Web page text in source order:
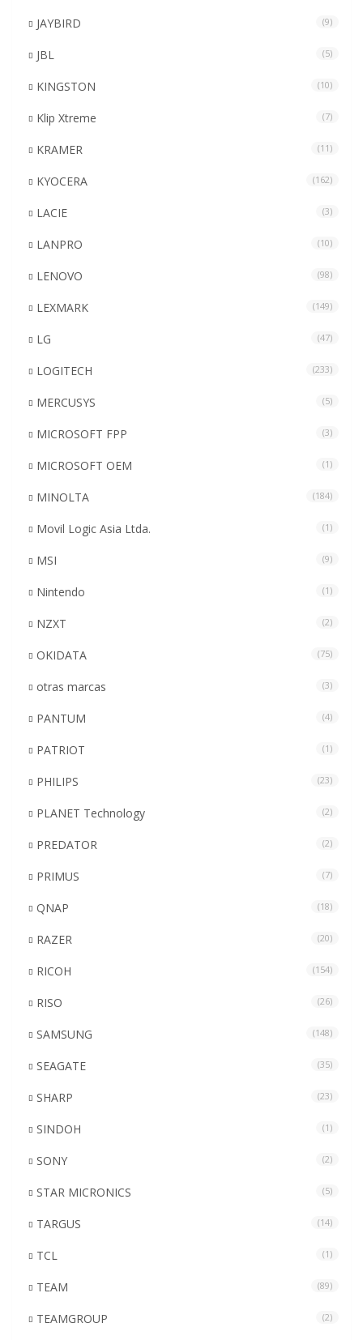
JAYBIRD (9)
JBL (5)
KINGSTON (10)
Klip Xtreme (7)
KRAMER (11)
KYOCERA (162)
LACIE (3)
LANPRO (10)
LENOVO (98)
LEXMARK (149)
LG (47)
LOGITECH (233)
MERCUSYS (5)
MICROSOFT FPP (3)
MICROSOFT OEM (1)
MINOLTA (184)
Movil Logic Asia Ltda. (1)
MSI (9)
Nintendo (1)
NZXT (2)
OKIDATA (75)
otras marcas (3)
PANTUM (4)
PATRIOT (1)
PHILIPS (23)
PLANET Technology (2)
PREDATOR (2)
PRIMUS (7)
QNAP (18)
RAZER (20)
RICOH (154)
RISO (26)
SAMSUNG (148)
SEAGATE (35)
SHARP (23)
SINDOH (1)
SONY (2)
STAR MICRONICS (5)
TARGUS (14)
TCL (1)
TEAM (89)
TEAMGROUP (2)